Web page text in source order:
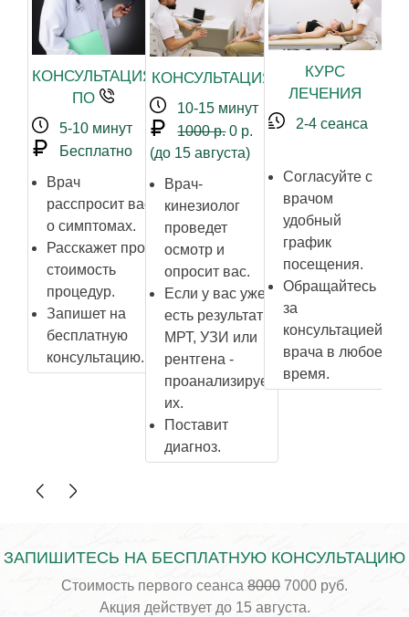
КОНСУЛЬТАЦИЯ
ПО
5-10 минут
Бесплатно
Врач
расспросит вас
о симптомах.
Расскажет про
стоимость
процедур.
Запишет на
бесплатную
консультацию.
КОНСУЛЬТАЦИЯ
10-15 минут
1000 р.0 р.
(до 15 августа)
Врач-
кинезиолог
проведет
осмотр и
опросит вас.
Если у вас уже
есть результаты
МРТ, УЗИ или
рентгена -
проанализирует
их.
Поставит
диагноз.
КУРС
ЛЕЧЕНИЯ
2-4 сеанса
Согласуйте с
врачом
удобный
график
посещения.
Обращайтесь
за
консультацией
врача в любое
время.
ЗАПИШИТЕСЬ НА БЕСПЛАТНУЮ КОНСУЛЬТАЦИЮ
Стоимость первого сеанса 8000 7000 руб.
Акция действует до 15 августа.